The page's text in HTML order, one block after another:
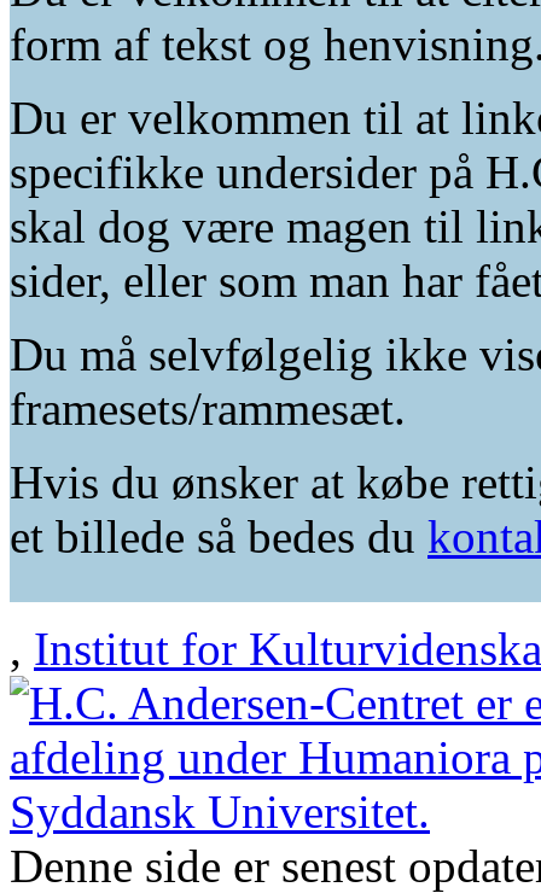
form af tekst og
Du er velkommen til at
specifikke undersider på
skal dog være magen til
sider, eller som man har
Du må selvfølgelig ikke
framesets/rammesæt.
Hvis du ønsker at købe
et billede så bedes du
, Institut for
Denne side er senest